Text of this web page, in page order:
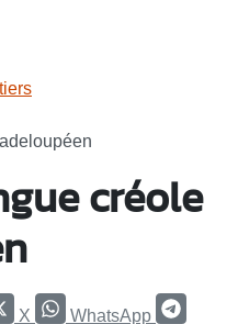
créole
X WhatsApp